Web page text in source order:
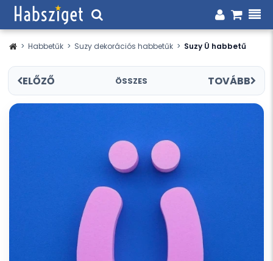
> Habbetűk > Suzy dekorációs habbetűk > Suzy Ü habbetű
ELŐZŐ ÖSSZES TOVÁBB